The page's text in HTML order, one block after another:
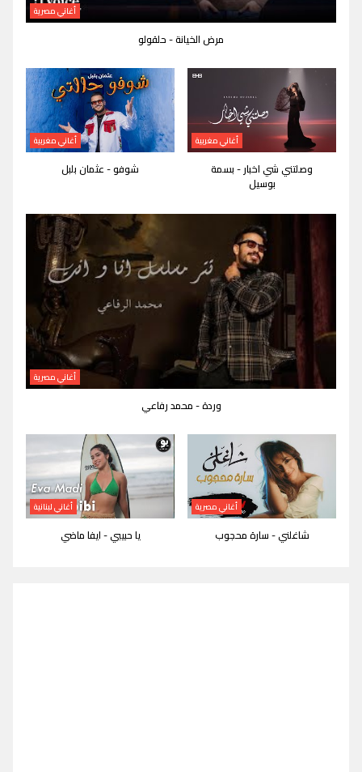
أغاني مصرية
مرض الخيانة - حلقولو
أغاني مغربية
وصلتني شي اخبار - بسمة
بوسيل
أغاني مغربية
شوفو - عثمان بلبل
أغاني مصرية
وردة - محمد رفاعي
أغاني مصرية
شاغلني - سارة محجوب
أغاني لبنانية
يا حبيبي - ايفا ماضي